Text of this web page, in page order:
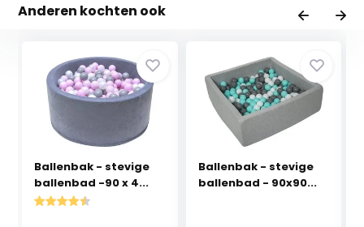
Anderen kochten ook
Ballenbak - stevige
ballenbad -90 x 4...
Ballenbak - stevige
ballenbad - 90x90...